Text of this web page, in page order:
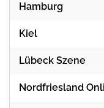
Hamburg
Kiel
Lübeck Szene
Nordfriesland